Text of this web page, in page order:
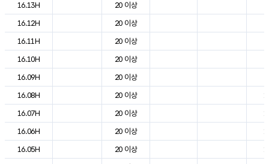
16.13H
20 이상
16.12H
20 이상
16.11H
20 이상
16.10H
20 이상
16.09H
20 이상
16.08H
20 이상
16.07H
20 이상
16.06H
20 이상
16.05H
20 이상